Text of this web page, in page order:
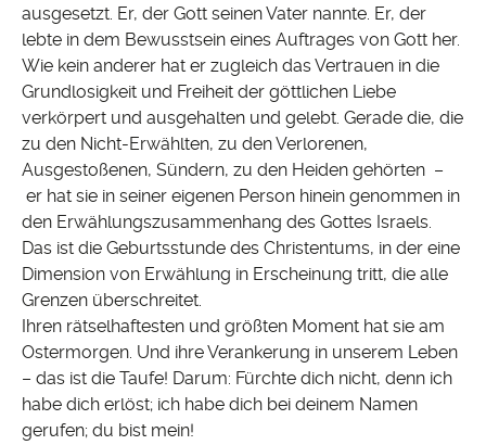
ausgesetzt. Er, der Gott seinen Vater nannte. Er, der
lebte in dem Bewusstsein eines Auftrages von Gott her.
Wie kein anderer hat er zugleich das Vertrauen in die
Grundlosigkeit und Freiheit der göttlichen Liebe
verkörpert und ausgehalten und gelebt. Gerade die, die
zu den Nicht-Erwählten, zu den Verlorenen,
Ausgestoßenen, Sündern, zu den Heiden gehörten –
er hat sie in seiner eigenen Person hinein genommen in
den Erwählungszusammenhang des Gottes Israels.
Das ist die Geburtsstunde des Christentums, in der eine
Dimension von Erwählung in Erscheinung tritt, die alle
Grenzen überschreitet.
Ihren rätselhaftesten und größten Moment hat sie am
Ostermorgen. Und ihre Verankerung in unserem Leben
– das ist die Taufe! Darum: Fürchte dich nicht, denn ich
habe dich erlöst; ich habe dich bei deinem Namen
gerufen; du bist mein!